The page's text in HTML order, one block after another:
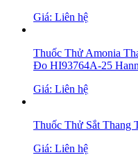
Giá: Liên hệ
Thuốc Thử Amonia
Đo HI93764A-25
Giá: Liên hệ
Thuốc Thử Sắt Thang
Giá: Liên hệ